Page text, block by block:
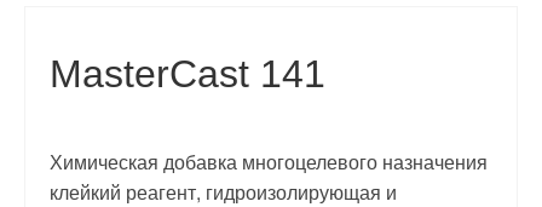
MasterCast 141
Химическая добавка многоцелевого назначения
клейкий реагент, гидроизолирующая и